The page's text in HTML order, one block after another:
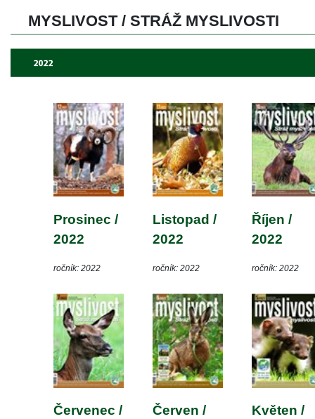
MYSLIVOST / STRÁŽ MYSLIVOSTI
2022
Prosinec /
2022
ročník: 2022
Listopad /
2022
ročník: 2022
Říjen /
2022
ročník: 2022
Červenec /
Červen /
Květen /